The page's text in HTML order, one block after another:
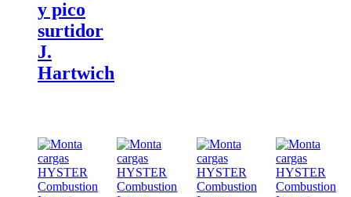
y pico
surtidor
J.
Hartwich